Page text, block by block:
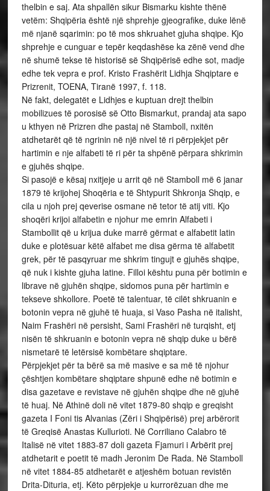
thelbin e saj. Ata shpallën sikur Bismarku kishte thënë
vetëm: Shqipëria është një shprehje gjeografike, duke lënë
më njanë sqarimin: po të mos shkruahet gjuha shqipe. Kjo
shprehje e cunguar e tepër keqdashëse ka zënë vend dhe
në shumë tekse të historisë së Shqipërisë edhe sot, madje
edhe tek vepra e prof. Kristo Frashërit Lidhja Shqiptare e
Prizrenit, TOENA, Tiranë 1997, f. 118.
Në fakt, delegatët e Lidhjes e kuptuan drejt thelbin
mobilizues të porosisë së Otto Bismarkut, prandaj ata sapo
u kthyen në Prizren dhe pastaj në Stamboll, nxitën
atdhetarët që të ngrinin në një nivel të ri përpjekjet për
hartimin e nje alfabeti të ri për ta shpënë përpara shkrimin
e gjuhës shqipe.
Si pasojë e kësaj nxitjeje u arrit që në Stamboll më 6 janar
1879 të krijohej Shoqëria e të Shtypurit Shkronja Shqip, e
cila u njoh prej qeverise osmane në tetor të atij viti. Kjo
shoqëri krijoi alfabetin e njohur me emrin Alfabeti i
Stambollit që u krijua duke marrë gërmat e alfabetit latin
duke e plotësuar këtë alfabet me disa gërma të alfabetit
grek, për të pasqyruar me shkrim tingujt e gjuhës shqipe,
që nuk i kishte gjuha latine. Filloi kështu puna për botimin e
librave në gjuhën shqipe, sidomos puna për hartimin e
tekseve shkollore. Poetë të talentuar, të cilët shkruanin e
botonin vepra në gjuhë të huaja, si Vaso Pasha në italisht,
Naim Frashëri në persisht, Sami Frashëri në turqisht, etj
nisën të shkruanin e botonin vepra në shqip duke u bërë
nismetarë të letërsisë kombëtare shqiptare.
Përpjekjet për ta bërë sa më masive e sa më të njohur
çështjen kombëtare shqiptare shpunë edhe në botimin e
disa gazetave e revistave në gjuhën shqipe dhe në gjuhë
të huaj. Në Athinë doli në vitet 1879-80 shqip e greqisht
gazeta I Foni tis Alvanias (Zëri i Shqipërisë) prej arbërorit
të Greqisë Anastas Kullurioti. Në Corriliano Calabro të
Italisë në vitet 1883-87 doli gazeta Fjamuri i Arbërit prej
atdhetarit e poetit të madh Jeronim De Rada. Në Stamboll
në vitet 1884-85 atdhetarët e atjeshëm botuan revistën
Drita-Dituria, etj. Këto përpjekje u kurrorëzuan dhe me